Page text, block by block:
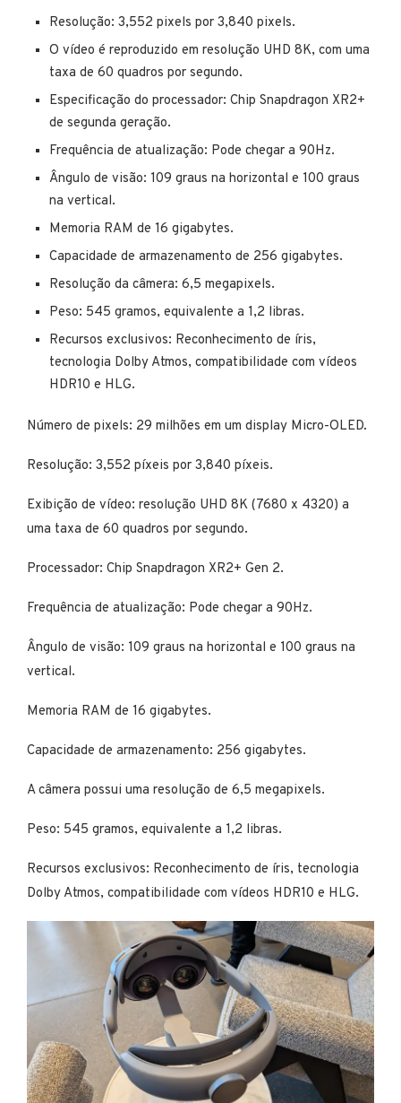
Resolução: 3,552 pixels por 3,840 pixels.
O vídeo é reproduzido em resolução UHD 8K, com uma
taxa de 60 quadros por segundo.
Especificação do processador: Chip Snapdragon XR2+
de segunda geração.
Frequência de atualização: Pode chegar a 90Hz.
Ângulo de visão: 109 graus na horizontal e 100 graus
na vertical.
Memoria RAM de 16 gigabytes.
Capacidade de armazenamento de 256 gigabytes.
Resolução da câmera: 6,5 megapixels.
Peso: 545 gramos, equivalente a 1,2 libras.
Recursos exclusivos: Reconhecimento de íris,
tecnologia Dolby Atmos, compatibilidade com vídeos
HDR10 e HLG.
Número de pixels: 29 milhões em um display Micro-OLED.
Resolução: 3,552 píxeis por 3,840 píxeis.
Exibição de vídeo: resolução UHD 8K (7680 x 4320) a
uma taxa de 60 quadros por segundo.
Processador: Chip Snapdragon XR2+ Gen 2.
Frequência de atualização: Pode chegar a 90Hz.
Ângulo de visão: 109 graus na horizontal e 100 graus na
vertical.
Memoria RAM de 16 gigabytes.
Capacidade de armazenamento: 256 gigabytes.
A câmera possui uma resolução de 6,5 megapixels.
Peso: 545 gramos, equivalente a 1,2 libras.
Recursos exclusivos: Reconhecimento de íris, tecnologia
Dolby Atmos, compatibilidade com vídeos HDR10 e HLG.